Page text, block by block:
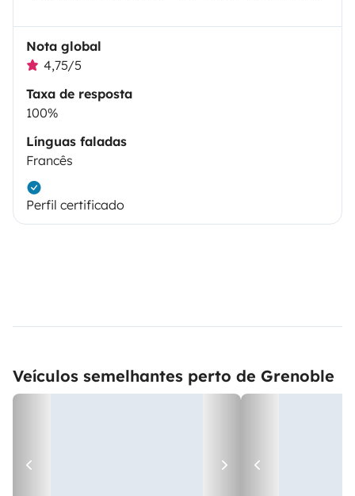
Nota global
4,75/5
Taxa de resposta
100%
Línguas faladas
Francês
Perfil certificado
Veículos semelhantes perto de Grenoble